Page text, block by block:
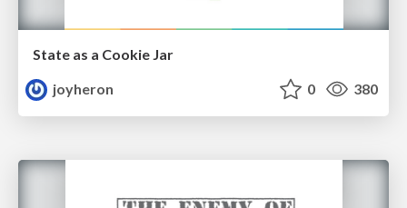
State as a Cookie Jar
joyheron
0 380